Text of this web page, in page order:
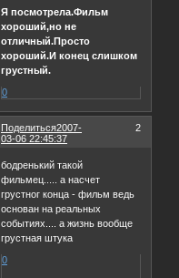
Я посмотрела.Фильм
хороший,но не
отличный.Просто
хороший.И конец слишком
грустный.
0
Поделиться 2
2007-
03-06 22:45:37
бодренький такой
фильмец..... а насчет
грустног конца - фильм ведь
основан на реальных
событиях.... а жизнь вообще
грустная штука
0